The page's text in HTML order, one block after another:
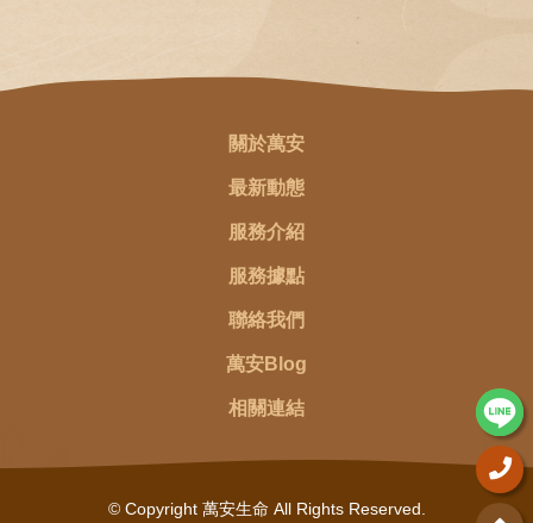
關於萬安
最新動態
服務介紹
服務據點
聯絡我們
萬安Blog
相關連結
© Copyright 萬安生命 All Rights Reserved.